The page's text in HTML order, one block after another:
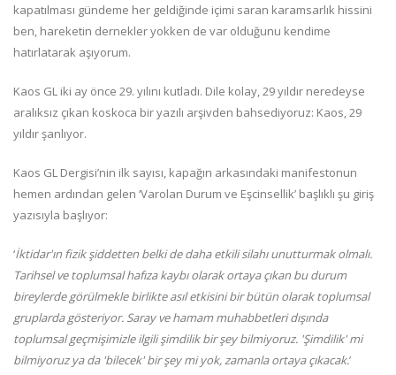
kapatılması gündeme her geldiğinde içimi saran karamsarlık hissini
ben, hareketin dernekler yokken de var olduğunu kendime
hatırlatarak aşıyorum.
Kaos GL iki ay önce 29. yılını kutladı. Dile kolay, 29 yıldır neredeyse
aralıksız çıkan koskoca bir yazılı arşivden bahsediyoruz: Kaos, 29
yıldır şanlıyor.
Kaos GL Dergisi’nin ilk sayısı, kapağın arkasındaki manifestonun
hemen ardından gelen ‘Varolan Durum ve Eşcinsellik’ başlıklı şu giriş
yazısıyla başlıyor:
‘İktidar'ın fizik şiddetten belki de daha etkili silahı unutturmak olmalı.
Tarihsel ve toplumsal hafıza kaybı olarak ortaya çıkan bu durum
bireylerde görülmekle birlikte asıl etkisini bir bütün olarak toplumsal
gruplarda gösteriyor. Saray ve hamam muhabbetleri dışında
toplumsal geçmişimizle ilgili şimdilik bir şey bilmiyoruz. 'Şimdilik' mi
bilmiyoruz ya da 'bilecek' bir şey mi yok, zamanla ortaya çıkacak.’